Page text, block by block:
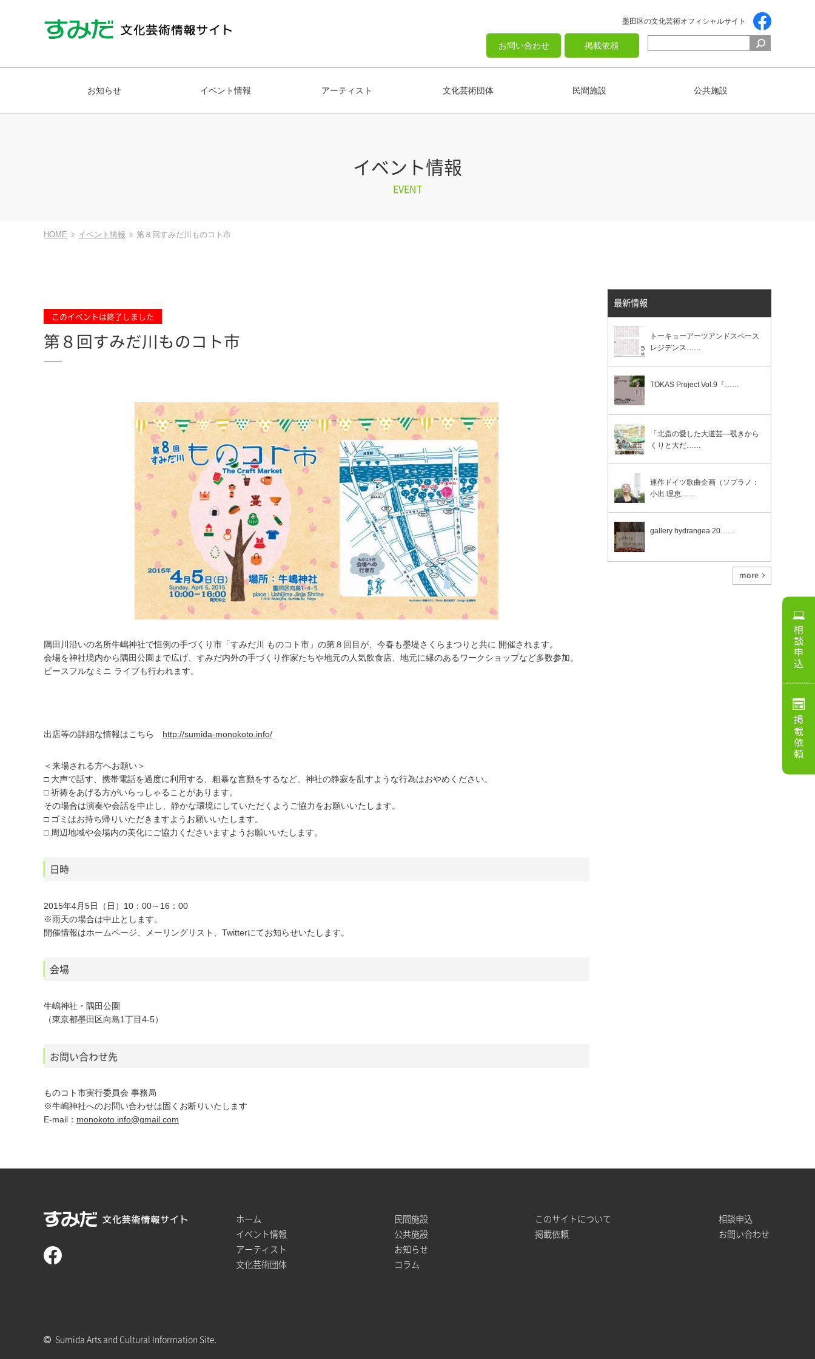
墨田区の文化芸術オフィシャルサイト
お問い合わせ 掲載依頼
お知らせ イベント情報 アーティスト 文化芸術団体 民間施設 公共施設
イベント情報
EVENT
HOME イベント情報 第８回すみだ川ものコト市
このイベントは終了しました
第８回すみだ川ものコト市
隅田川沿いの名所牛嶋神社で恒例の手づくり市「すみだ川 ものコト市」の第８回目が、今春も墨堤さくらまつりと共に 開催されます。
会場を神社境内から隅田公園まで広げ、すみだ内外の手づくり作家たちや地元の人気飲食店、地元に縁のあるワークショップなど多数参加。
ピースフルなミニ ライブも行われます。
出店等の詳細な情報はこちら http://sumida-monokoto.info/
＜来場される方へお願い＞
□ 大声で話す、携帯電話を過度に利用する、粗暴な言動をするなど、神社の静寂を乱すような行為はおやめください。
□ 祈祷をあげる方がいらっしゃることがあります。
その場合は演奏や会話を中止し、静かな環境にしていただくようご協力をお願いいたします。
□ ゴミはお持ち帰りいただきますようお願いいたします。
□ 周辺地域や会場内の美化にご協力くださいますようお願いいたします。
日時
2015年4月5日（日）10：00～16：00
※雨天の場合は中止とします。
開催情報はホームページ、メーリングリスト、Twitterにてお知らせいたします。
会場
牛嶋神社・隅田公園
（東京都墨田区向島1丁目4-5）
お問い合わせ先
ものコト市実行委員会 事務局
※牛嶋神社へのお問い合わせは固くお断りいたします
E-mail： monokoto.info@gmail.com
最新情報
トーキョーアーツアンドスペース
レジデンス……
TOKAS Project Vol.9『……
「北斎の愛した大道芸―覗きから
くりと大だ……
連作ドイツ歌曲企画（ソプラノ：
小出 理恵……
gallery hydrangea 20……
more
相談申込
掲載依頼
ホーム
イベント情報
アーティスト
文化芸術団体
民間施設
公共施設
お知らせ
コラム
このサイトについて
掲載依頼
相談申込
お問い合わせ
Sumida Arts and Cultural Information Site.